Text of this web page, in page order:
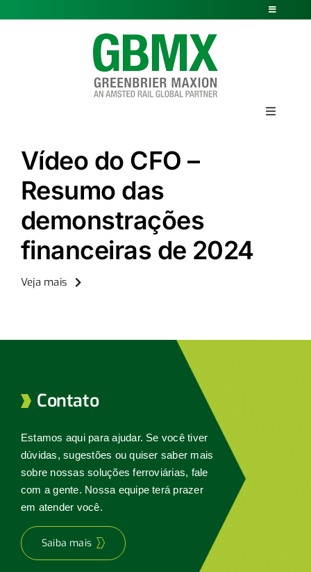
Toggle
Governança Corporativa
Manifestações
Portal do fornecedor
Toggle
Empresa
Vagões
Serviços
Search
Vídeo do CFO –
Resumo das
demonstrações
financeiras de 2024
Veja mais
Contato
Estamos aqui para ajudar. Se você tiver
dúvidas, sugestões ou quiser saber mais
sobre nossas soluções ferroviárias, fale
com a gente. Nossa equipe terá prazer
em atender você.
Saiba mais